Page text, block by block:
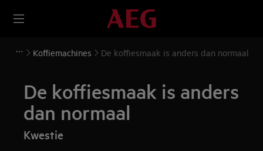
Koffiemachines De koffiesmaak is anders dan normaal
De koffiesmaak is anders
dan normaal
Kwestie